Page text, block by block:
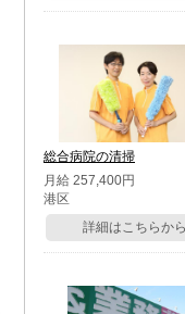
総合病院の清掃
月給 257,400円
港区
詳細はこちらから